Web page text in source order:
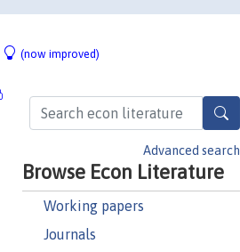
(now improved)
Advanced search
Browse Econ Literature
Working papers
Journals